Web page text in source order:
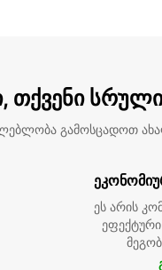
თქვენი
გამოსცადოთ
ეს არის